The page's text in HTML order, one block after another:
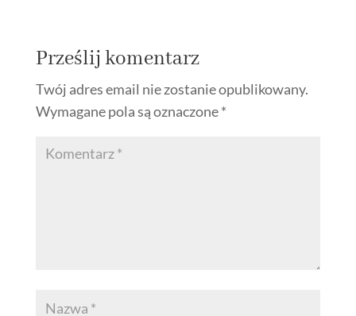
Prześlij komentarz
Twój adres email nie zostanie opublikowany.
Wymagane pola są oznaczone*